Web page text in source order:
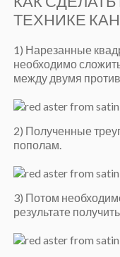
ТЕХНИКЕ
1) Нарезанные
необходимо
между двумя
2) Полученные
пополам.
3) Потом
результате